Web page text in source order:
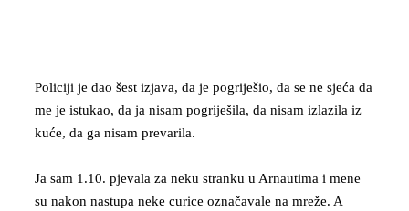
Policiji je dao šest izjava, da je pogriješio, da se ne sjeća da
me je istukao, da ja nisam pogriješila, da nisam izlazila iz
kuće, da ga nisam prevarila.
Ja sam 1.10. pjevala za neku stranku u Arnautima i mene
su nakon nastupa neke curice označavale na mreže. A